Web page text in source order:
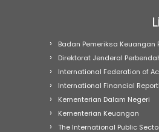
Badan Pemeriksa Keuangan
Direktorat Jenderal
International Federation of
International Financial
Kementerian Dalam Negeri
Kementerian Keuangan
The International Public